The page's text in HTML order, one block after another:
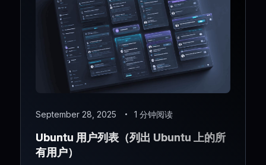
September 28, 2025 1 分钟阅读
Ubuntu 用户列表（列出 Ubuntu 上的所
有用户）